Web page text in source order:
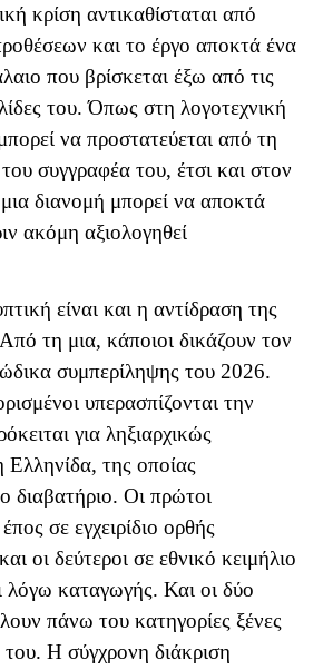
κρίση αντικαθίσταται από
και το έργο αποκτά ένα
που βρίσκεται έξω από τις
του. Όπως στη λογοτεχνική
να προστατεύεται από τη
συγγραφέα του, έτσι και στον
διανομή μπορεί να αποκτά
ακόμη αξιολογηθεί
είναι και η αντίδραση της
τη μια, κάποιοι δικάζουν τον
συμπερίληψης του 2026.
υπερασπίζονται την
για ληξιαρχικώς
Ελληνίδα, της οποίας
διαβατήριο. Οι πρώτοι
σε εγχειρίδιο ορθής
οι δεύτεροι σε εθνικό κειμήλιο
λόγω καταγωγής. Και οι δύο
πάνω του κατηγορίες ξένες
Η σύγχρονη διάκριση